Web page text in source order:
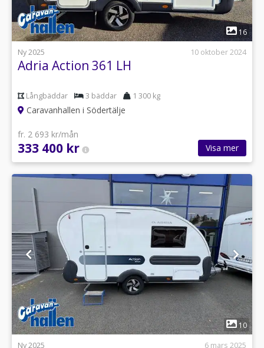
1
16
Ny 2025
10 oktober 2024
Adria Action 361 LH
Långbäddar 3 bäddar 1 300 kg
Caravanhallen i Södertälje
fr. 2 693 kr/mån
333 400 kr Visa mer
1
10
Ny 2025
6 mars 2025